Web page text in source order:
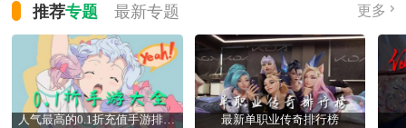
推荐专题 最新专题 更多
人气最高的0.1折充值手游排行榜 最新单职业传奇排行榜